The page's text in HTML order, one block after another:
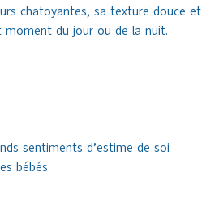
chatoyantes, sa texture douce et
du jour ou de la nuit.
sentiments d’estime de soi
bébés